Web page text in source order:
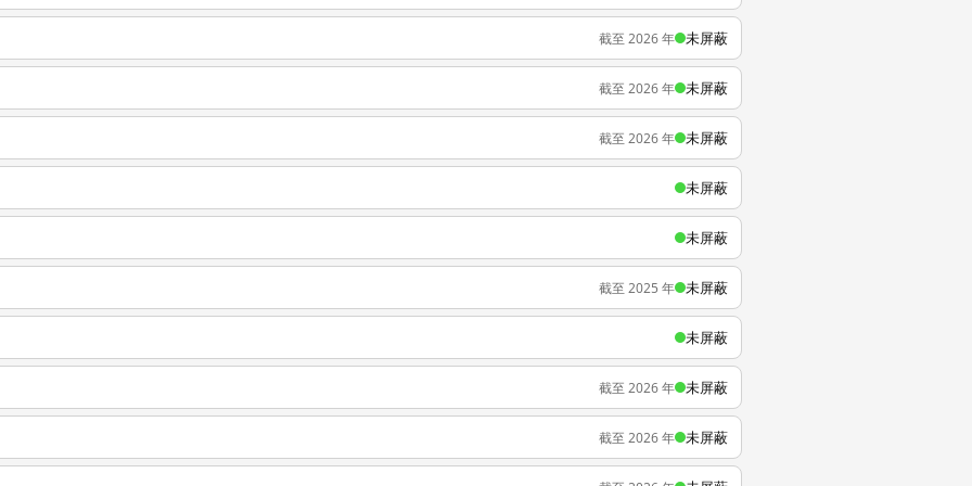
截至 2026 年 未屏蔽
截至 2026 年 未屏蔽
截至 2026 年 未屏蔽
未屏蔽
未屏蔽
截至 2025 年 未屏蔽
未屏蔽
截至 2026 年 未屏蔽
截至 2026 年 未屏蔽